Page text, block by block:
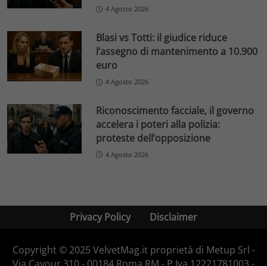
4 Agosto 2026
Blasi vs Totti: il giudice riduce
l’assegno di mantenimento a 10.900
euro
4 Agosto 2026
Riconoscimento facciale, il governo
accelera i poteri alla polizia:
proteste dell’opposizione
4 Agosto 2026
Privacy Policy Disclaimer
Copyright © 2025 VelvetMag.it proprietà di Metup Srl -